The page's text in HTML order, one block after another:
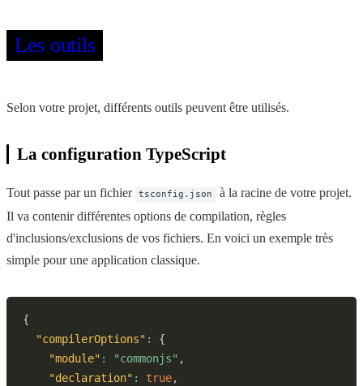
Les outils
Selon votre projet, différents outils peuvent être utilisés.
La configuration TypeScript
Tout passe par un fichier tsconfig.json
à la racine de votre projet.
Il va contenir différentes options de compilation, règles
d'inclusions/exclusions de vos fichiers. En voici un exemple très
simple pour une application classique.
{
"compilerOptions" :
{
"module" : "commonjs" ,
"declaration" : true,